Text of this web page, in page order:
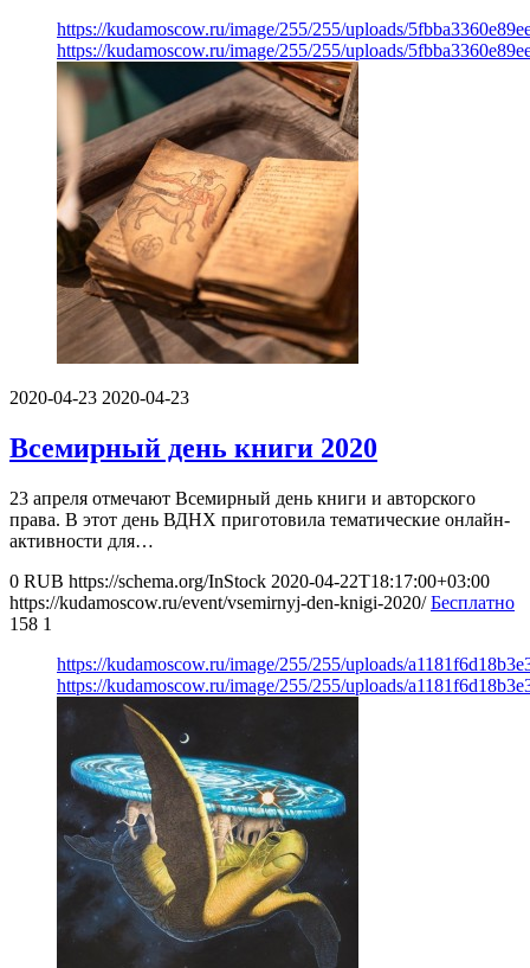
https://kudamoscow.ru/image/255/255/uploads/
https://kudamoscow.ru/image/255/255/uploads/
2020-04-23 2020-04-23
Всемирный день книги 2020
23 апреля отмечают Всемирный день книги и авторского
права. В этот день ВДНХ приготовила тематические онлайн-
активности для…
0 RUB https://schema.org/InStock 2020-04-22T18:17:00+03:00
https://kudamoscow.ru/event/vsemirnyj-den-knigi-2020/ Бесплатно
158 1
https://kudamoscow.ru/image/255/255/uploads/
https://kudamoscow.ru/image/255/255/uploads/